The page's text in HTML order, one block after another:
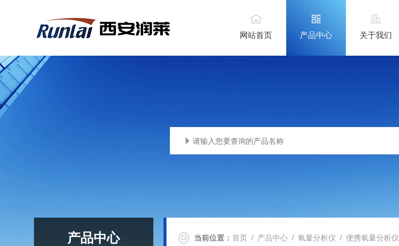
网站首页 产品中心 关于我们
产品中心 当前位置：首页 / 产品中心 /氧量分析仪 /便携氧量分析仪